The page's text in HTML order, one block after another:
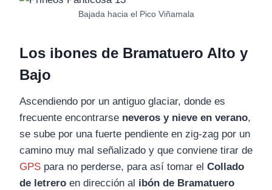
Bajada hacia el Pico Viñamala
Los ibones de Bramatuero Alto y
Bajo
Ascendiendo por un antiguo glaciar, donde es
frecuente encontrarse neveros y nieve en verano,
se sube por una fuerte pendiente en zig-zag por un
camino muy mal señalizado y que conviene tirar de
GPS para no perderse, para así tomar el Collado
de letrero en dirección al ibón de Bramatuero